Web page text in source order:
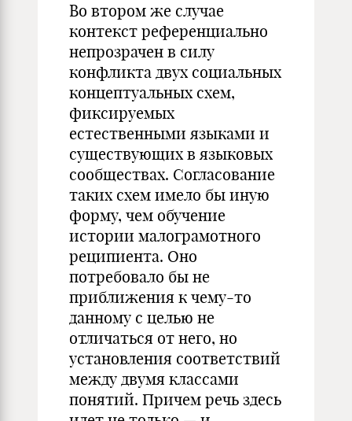
Во втором же случае
контекст референциально
непрозрачен в силу
конфликта двух социальных
концептуальных схем,
фиксируемых
естественными языками и
существующих в языковых
сообществах. Согласование
таких схем имело бы иную
форму, чем обучение
истории малограмотного
реципиента. Оно
потребовало бы не
приближения к чему-то
данному с целью не
отличаться от него, но
установления соответствий
между двумя классами
понятий. Причем речь здесь